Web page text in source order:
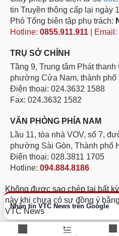
Nhận tin VTC News trên Google
tin Truyền thông cấp lại ngày
Phó Tổng biên tập phụ trách:
Hotline: 0855.911.911 | Email:
TRỤ SỞ CHÍNH
Tầng 9, Trung tâm Phát
phường Cửa Nam, thành phố
Điện thoại: 024.3632 1588
Fax: 024.3632 1582
VĂN PHÒNG PHÍA NAM
Lầu 11, tòa nhà VOV, số 7,
phường Sài Gòn, Thành phố
Điện thoại: 028.3811 1705
Hotline: 094.884.8186
Không được sao chép lại bất
này khi chưa có sự đồng ý
VTC News